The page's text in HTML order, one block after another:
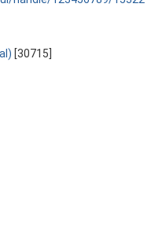
[30715]